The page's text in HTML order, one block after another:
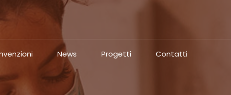
News Progetti Contatti